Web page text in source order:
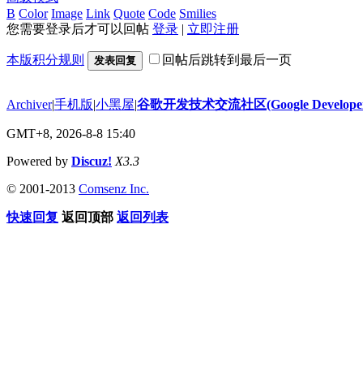
B Color Image Link Quote Code Smilies
您需要登录后才可以回帖 登录 | 立即注册
本版积分规则 发表回复 回帖后跳转到最后一页
Archiver|手机版|小黑屋|谷歌开发技术交流社区(Google
GMT+8, 2026-8-8 15:40
Powered by Discuz! X3.3
© 2001-2013 Comsenz Inc.
快速回复 返回顶部 返回列表